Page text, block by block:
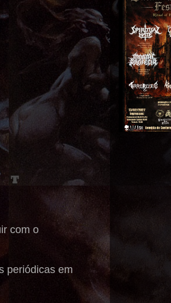
com o
periódicas em